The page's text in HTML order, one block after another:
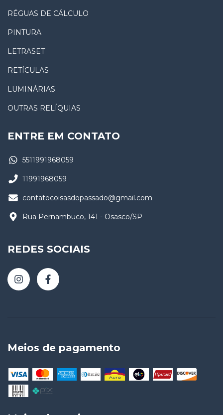
RÉGUAS DE CÁLCULO
PINTURA
LETRASET
RETÍCULAS
LUMINÁRIAS
OUTRAS RELÍQUIAS
ENTRE EM CONTATO
5511991968059
11991968059
contatocoisasdopassado@gmail.com
Rua Pernambuco, 141 - Osasco/SP
REDES SOCIAIS
Meios de pagamento